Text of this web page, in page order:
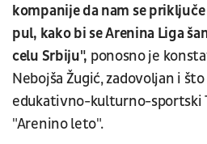
kompanije da nam se
pul, kako bi se Arenina Liga
celu Srbiju", ponosno je
Nebojša Žugić, zadovoljan i
edukativno-kulturno-sportski
"Arenino leto".